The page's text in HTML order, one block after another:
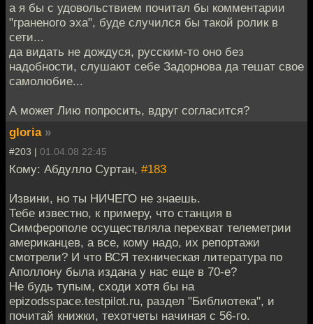
а я бы с удовольствием почитал бы комментарии
"граненого эха", буде случился бы такой ролик в
сети...
да видать не дождуся, русским-то оно без
надобности, слушают себе Задорнова да тешат свое
самолюбие...
А может Лию попросить, вдруг согласится?
gloria »
#203 | 01.04.08 22:45
Кому: Абдулло Суртан, #183
Извини, но ты НИЧЕГО не знаешь.
Тебе известно, к примеру, что станция в
Симферополе осуществляла перехват телеметрии
американцев, а все, кому надо, их репортажи
смотрели? И что ВСЯ техническая литература по
Аполлону была издана у нас еще в 70-е?
Не будь тупым, сходи хотя бы на
epizodsspace.testpilot.ru, раздел "Библиотека", и
почитай книжки, техотчеты начиная с 56-го.